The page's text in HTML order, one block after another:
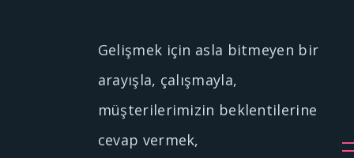
Gelişmek için asla bitmeyen bir
arayışla, çalışmayla,
müşterilerimizin beklentilerine
cevap vermek,